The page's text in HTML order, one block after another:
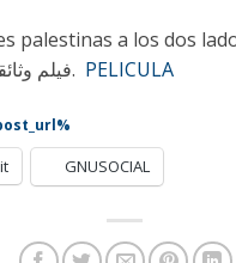
palestinas a los dos
فيلم وثائقي تم تصويره عام ٢٠٠٦ عن النساء الفلسطينيات علي جانبي خط الهدنة. PELICULA
GNUSOCIAL